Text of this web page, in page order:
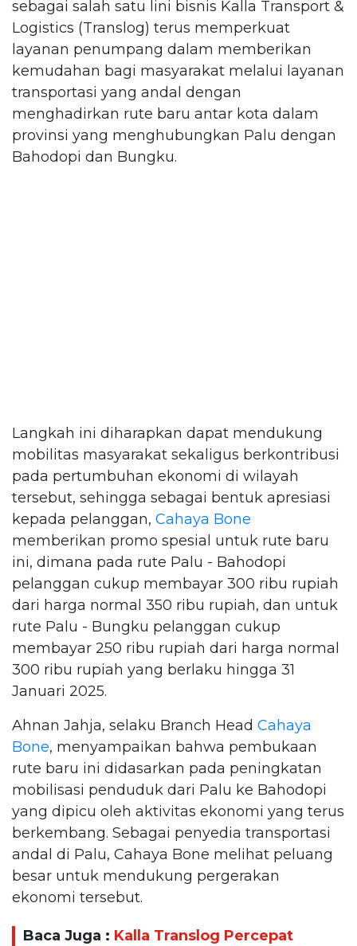
sebagai salah satu lini bisnis Kalla Transport &
Logistics (Translog) terus memperkuat
layanan penumpang dalam memberikan
kemudahan bagi masyarakat melalui layanan
transportasi yang andal dengan
menghadirkan rute baru antar kota dalam
provinsi yang menghubungkan Palu dengan
Bahodopi dan Bungku.
Langkah ini diharapkan dapat mendukung
mobilitas masyarakat sekaligus berkontribusi
pada pertumbuhan ekonomi di wilayah
tersebut, sehingga sebagai bentuk apresiasi
kepada pelanggan, Cahaya Bone
memberikan promo spesial untuk rute baru
ini, dimana pada rute Palu - Bahodopi
pelanggan cukup membayar 300 ribu rupiah
dari harga normal 350 ribu rupiah, dan untuk
rute Palu - Bungku pelanggan cukup
membayar 250 ribu rupiah dari harga normal
300 ribu rupiah yang berlaku hingga 31
Januari 2025.
Ahnan Jahja, selaku Branch Head Cahaya
Bone, menyampaikan bahwa pembukaan
rute baru ini didasarkan pada peningkatan
mobilisasi penduduk dari Palu ke Bahodopi
yang dipicu oleh aktivitas ekonomi yang terus
berkembang. Sebagai penyedia transportasi
andal di Palu, Cahaya Bone melihat peluang
besar untuk mendukung pergerakan
ekonomi tersebut.
Baca Juga : Kalla Translog Percepat